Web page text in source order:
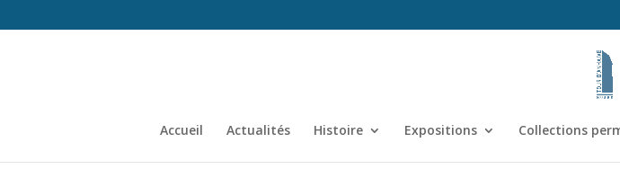
Accueil Actualités Histoire Expositions Collections